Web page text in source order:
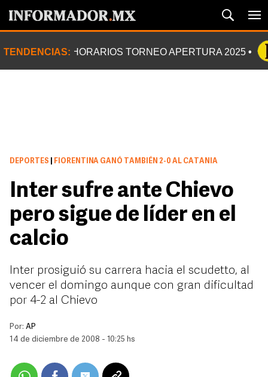
TENDENCIAS: HORARIOS TORNEO APERTURA 2025
DEPORTES FIORENTINA GANÓ TAMBIÉN 2-0 AL CATANIA
Inter sufre ante Chievo
pero sigue de líder en el
calcio
Inter prosiguió su carrera hacia el scudetto, al
vencer el domingo aunque con gran dificultad
por 4-2 al Chievo
Por: AP
14 de diciembre de 2008 - 10:25 hs